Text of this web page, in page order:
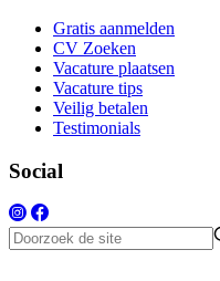
Gratis aanmelden
CV Zoeken
Vacature plaatsen
Vacature tips
Veilig betalen
Testimonials
Social